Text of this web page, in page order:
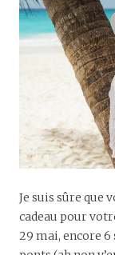
Je suis sûre que
cadeau pour
29 mai, encore 6